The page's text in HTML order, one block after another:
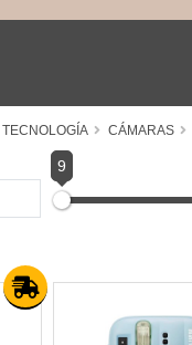
TECNOLOGÍA CÁMARAS
9